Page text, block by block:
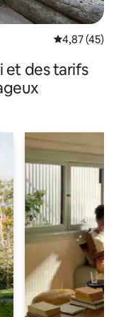
Évaluation
4,87 (45)
et des tarifs